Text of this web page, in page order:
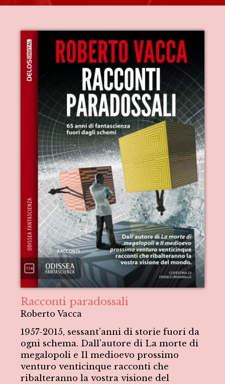
Racconti paradossali
Roberto Vacca
1957-2015, sessant’anni di storie fuori da
ogni schema. Dall’autore di La morte di
megalopoli e Il medioevo prossimo
venturo venticinque racconti che
ribalteranno la vostra visione del